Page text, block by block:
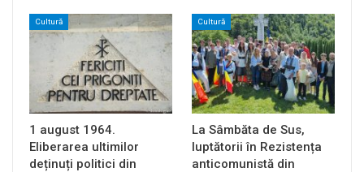
Cultură
1 august 1964.
Eliberarea ultimilor
deținuți politici din
Cultură
La Sâmbăta de Sus,
luptătorii în Rezistența
anticomunistă din